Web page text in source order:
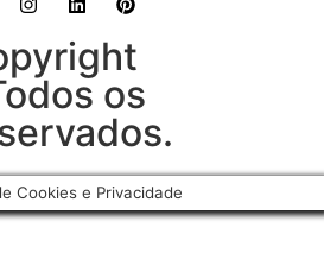
os
Cookies e Privacidade